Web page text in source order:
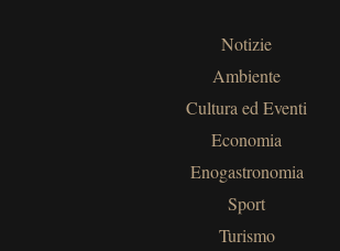
Notizie
Ambiente
Cultura ed Eventi
Economia
Enogastronomia
Sport
Turismo